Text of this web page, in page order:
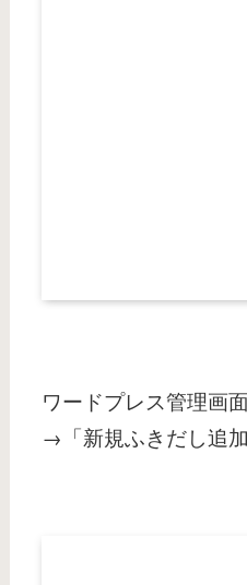
ワードプレス管理画
→「新規ふきだし追加